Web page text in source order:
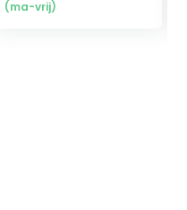
(ma-vrij)